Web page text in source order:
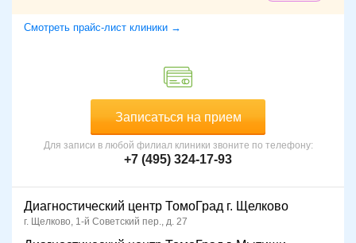
Смотреть прайс-лист клиники →
Записаться на прием
Для записи в любой филиал клиники звоните по телефону:
+7 (495) 324-17-93
Диагностический центр ТомоГрад г. Щелково
г. Щелково, 1-й Советский пер., д. 27